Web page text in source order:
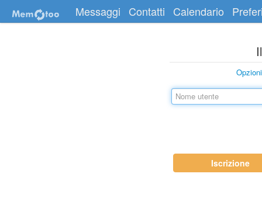
Messaggi Contatti Calendario
Opzioni
Iscrizione